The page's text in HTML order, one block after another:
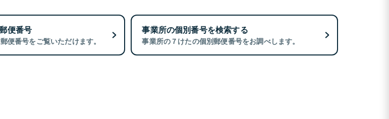
便番号
便番号をご覧いただけます。
事業所の個別番号を検索する
事業所の７けたの個別郵便番号をお調べします。